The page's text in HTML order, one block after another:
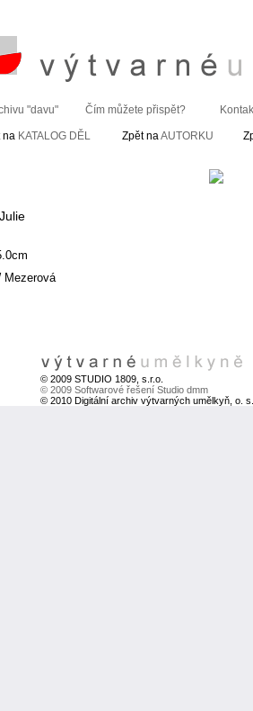
"davu" Čím můžete přispět?
na KATALOG DĚL Zpět naAUTORKU
Mezerová
© 2009 STUDIO 1809, s.r.o.
© 2009 Softwarové řešení Studio dmm
© 2010 Digitální archiv výtvarných umělkyň, o. s.